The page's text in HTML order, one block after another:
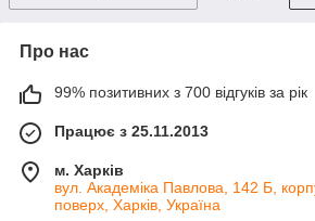
Про нас
99% позитивних з 700 відгуків за рік
Працює з 25.11.2013
м. Харків
вул. Академіка Павлова, 142 Б,
поверх, Харків, Україна